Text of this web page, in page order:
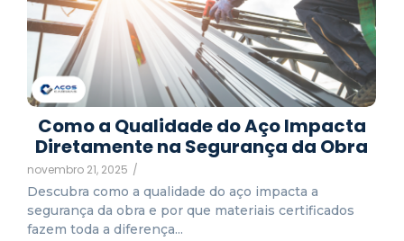
Como a Qualidade do Aço Impacta
Diretamente na Segurança da Obra
novembro 21, 2025 /
Descubra como a qualidade do aço impacta a
segurança da obra e por que materiais certificados
fazem toda a diferença...